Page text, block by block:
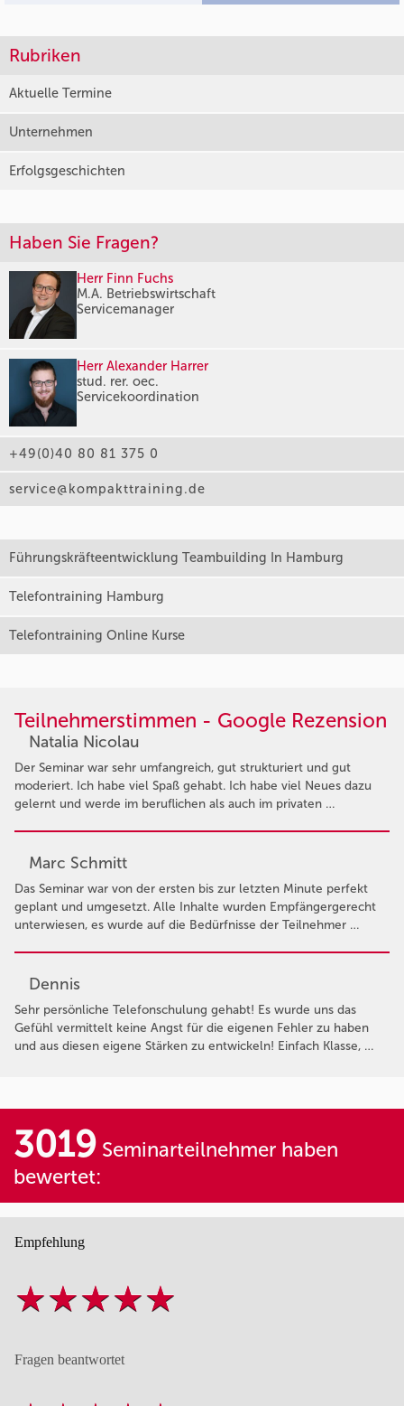
Rubriken
Aktuelle Termine
Unternehmen
Erfolgsgeschichten
Haben Sie Fragen?
Herr Finn Fuchs
M.A. Betriebswirtschaft
Servicemanager
Herr Alexander Harrer
stud. rer. oec.
Servicekoordination
+49(0)40 80 81 375 0
service@kompakttraining.de
Führungskräfteentwicklung Teambuilding In Hamburg
Telefontraining Hamburg
Telefontraining Online Kurse
Teilnehmerstimmen - Google Rezension
Natalia Nicolau
Der Seminar war sehr umfangreich, gut strukturiert und gut
moderiert. Ich habe viel Spaß gehabt. Ich habe viel Neues dazu
gelernt und werde im beruflichen als auch im privaten …
Marc Schmitt
Das Seminar war von der ersten bis zur letzten Minute perfekt
geplant und umgesetzt. Alle Inhalte wurden Empfängergerecht
unterwiesen, es wurde auf die Bedürfnisse der Teilnehmer …
Dennis
Sehr persönliche Telefonschulung gehabt! Es wurde uns das
Gefühl vermittelt keine Angst für die eigenen Fehler zu haben
und aus diesen eigene Stärken zu entwickeln! Einfach Klasse, …
3019 Seminarteilnehmer haben
bewertet:
Empfehlung
Fragen beantwortet